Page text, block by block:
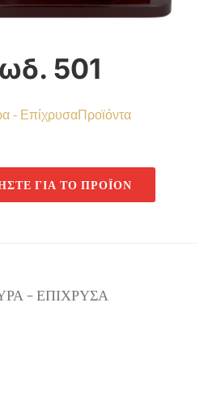
501
- ΕπίχρυσαΠροϊόντα
ΓΙΑ ΤΟ ΠΡΟΪΌΝ
– ΕΠΙΧΡΥΣΑ